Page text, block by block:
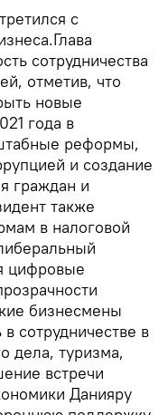
с
сотрудничества
отметив, что
новые
года в
реформы,
и создание
граждан и
также
в налоговой
цифровые
бизнесмены
сотрудничестве в
дела, туризма,
встречи
Данияру